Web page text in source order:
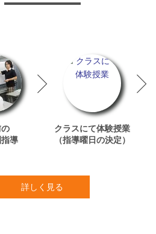
導
クラスにて体験授業
（指導曜日の決定）
詳しく見る